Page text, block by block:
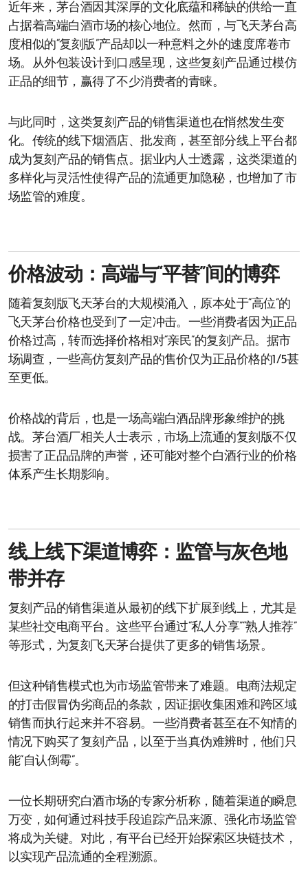
近年来，茅台酒因其深厚的文化底蕴和稀缺的供给一直
占据着高端白酒市场的核心地位。然而，与飞天茅台高
度相似的“复刻版”产品却以一种意料之外的速度席卷市
场。从外包装设计到口感呈现，这些复刻产品通过模仿
正品的细节，赢得了不少消费者的青睐。
与此同时，这类复刻产品的销售渠道也在悄然发生变
化。传统的线下烟酒店、批发商，甚至部分线上平台都
成为复刻产品的销售点。据业内人士透露，这类渠道的
多样化与灵活性使得产品的流通更加隐秘，也增加了市
场监管的难度。
价格波动：高端与“平替”间的博弈
随着复刻版飞天茅台的大规模涌入，原本处于“高位”的
飞天茅台价格也受到了一定冲击。一些消费者因为正品
价格过高，转而选择价格相对“亲民”的复刻产品。据市
场调查，一些高仿复刻产品的售价仅为正品价格的1/5甚
至更低。
价格战的背后，也是一场高端白酒品牌形象维护的挑
战。茅台酒厂相关人士表示，市场上流通的复刻版不仅
损害了正品品牌的声誉，还可能对整个白酒行业的价格
体系产生长期影响。
线上线下渠道博弈：监管与灰色地
带并存
复刻产品的销售渠道从最初的线下扩展到线上，尤其是
某些社交电商平台。这些平台通过“私人分享”“熟人推荐”
等形式，为复刻飞天茅台提供了更多的销售场景。
但这种销售模式也为市场监管带来了难题。电商法规定
的打击假冒伪劣商品的条款，因证据收集困难和跨区域
销售而执行起来并不容易。一些消费者甚至在不知情的
情况下购买了复刻产品，以至于当真伪难辨时，他们只
能“自认倒霉”。
一位长期研究白酒市场的专家分析称，随着渠道的瞬息
万变，如何通过科技手段追踪产品来源、强化市场监管
将成为关键。对此，有平台已经开始探索区块链技术，
以实现产品流通的全程溯源。